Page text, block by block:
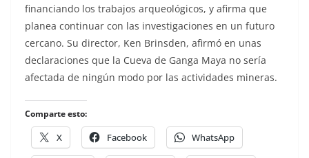
financiando los trabajos arqueológicos, y afirma que
planea continuar con las investigaciones en un futuro
cercano. Su director, Ken Brinsden, afirmó en unas
declaraciones que la Cueva de Ganga Maya no sería
afectada de ningún modo por las actividades mineras.
Comparte esto:
X Facebook WhatsApp